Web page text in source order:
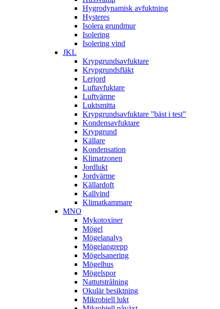
Hygrodynamisk avfuktning
Hysteres
Isolera grundmur
Isolering
Isolering vind
JKL
Krypgrundsavfuktare
Krypgrundsfläkt
Lerjord
Luftavfuktare
Luftvärme
Luktsmitta
Krypgrundsavfuktare ”bäst i test”
Kondensavfuktare
Krypgrund
Källare
Kondensation
Klimatzonen
Jordlukt
Jordvärme
Källardoft
Kallvind
Klimatkammare
MNO
Mykotoxiner
Mögel
Mögelanalys
Mögelangrepp
Mögelsanering
Mögelhus
Mögelspor
Nattutstrålning
Okulär besiktning
Mikrobiell lukt